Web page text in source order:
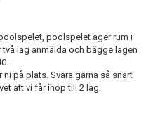
poolspelet äger rum i
två lag anmälda och bägge lagen
ni på plats. Svara gärna så snart
att vi får ihop till 2 lag.